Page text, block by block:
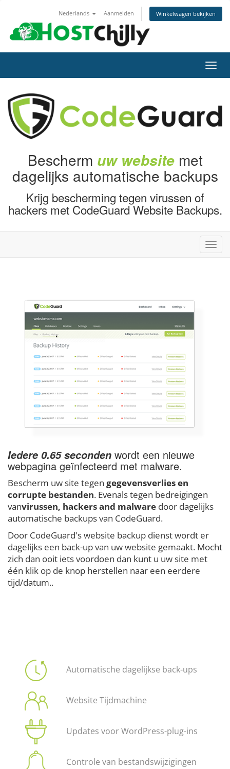
Nederlands Aanmelden Winkelwagen bekijken
in-/
Bescherm uw websitemet
dagelijks automatische backups
Krijg bescherming tegen virussen of
hackers met CodeGuard Website Backups.
in-/
Iedere 0.65 seconden wordt een nieuwe
webpagina geïnfecteerd met malware.
Bescherm uw site tegen gegevensverlies en
corrupte bestanden. Evenals tegen bedreigingen
vanvirussen, hackers and malware door dagelijks
automatische backups van CodeGuard.
Door CodeGuard's website backup dienst wordt er
dagelijks een back-up van uw website gemaakt. Mocht
zich dan ooit iets voordoen dan kunt u uw site met
één klik op de knop herstellen naar een eerdere
tijd/datum..
Automatische dagelijkse back-ups
Website Tijdmachine
Updates voor WordPress-plug-ins
Controle van bestandswijzigingen